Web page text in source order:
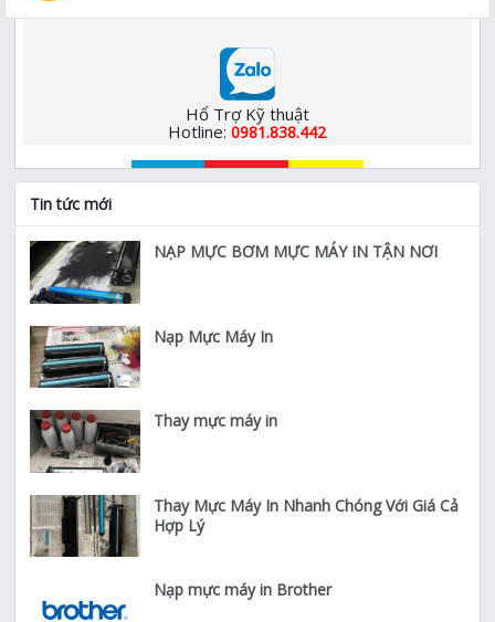
Hổ Trợ Kỹ thuật
Hotline:0981.838.442
Tin tức mới
NẠP MỰC BƠM MỰC MÁY IN TẬN NƠI
Nạp Mực Máy In
Thay mực máy in
Thay Mực Máy In Nhanh Chóng Với Giá Cả
Hợp Lý
Nạp mực máy in Brother